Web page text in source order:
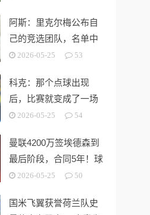
阿斯：里克尔梅公布自
己的竞选团队，名单中
包括多名企业家
2026-05-25 53
科克：那个点球出现
后，比赛就变成了一场
灾难
2026-05-25 54
曼联4200万签埃德森到
最后阶段，合同5年！球
员拒绝别队只等红魔
2026-05-25 50
国米飞翼获誉荷兰队史